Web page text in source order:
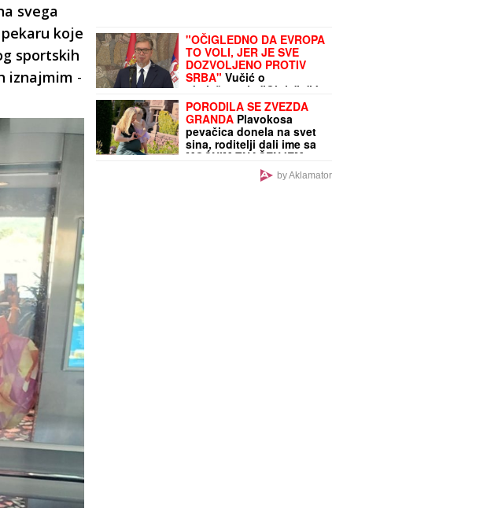
svega
koje
sportskih
iznajmim -
"OČIGLEDNO DA EVROPA
TO VOLI, JER JE SVE
DOZVOLJENO PROTIV
SRBA" Vučić o
obeležavanju "Oluje": "Ja
žalim što se to dogodilo,
a oni što ne mogu da se
pohvale da su
učestvovali u progonu"
(VIDEO)
PORODILA SE ZVEZDA
GRANDA Plavokosa
pevačica donela na svet
sina, roditelji dali ime sa
MOĆNIM ZNAČENJEM
by Aklamator